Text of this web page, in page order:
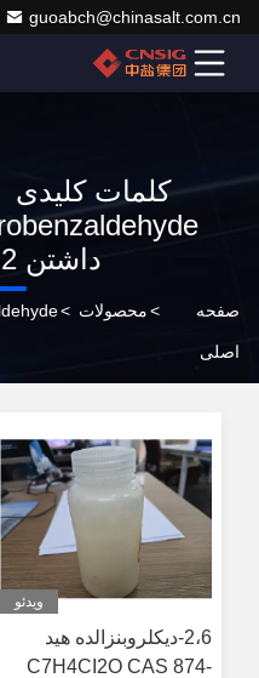
guoabch@chinasalt.com.cn
داشتن 2 محصولات
صفحه
اصلی
>محصولات >
ویدئو
2،6-دیکلروبنزالده هید
C7H4CI2O CAS 874-